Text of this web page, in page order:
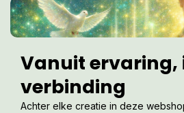
Vanuit ervaring,
verbinding
Achter elke creatie in deze